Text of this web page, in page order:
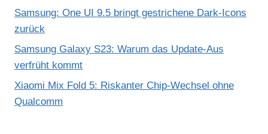
Samsung: One UI 9.5 bringt gestrichene Dark-Icons
zurück
Samsung Galaxy S23: Warum das Update-Aus
verfrüht kommt
Xiaomi Mix Fold 5: Riskanter Chip-Wechsel ohne
Qualcomm